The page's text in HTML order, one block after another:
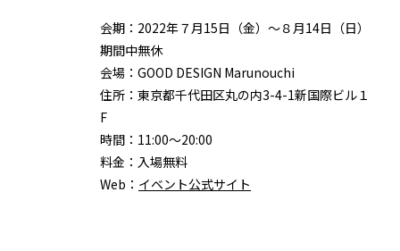
会期： 2022年７月15日（金）〜８月14日（日）
期間中無休
会場： GOOD DESIGN Marunouchi
住所： 東京都千代田区丸の内3-4-1新国際ビル１
F
時間： 11:00〜20:00
料金： 入場無料
Web： イベント公式サイト